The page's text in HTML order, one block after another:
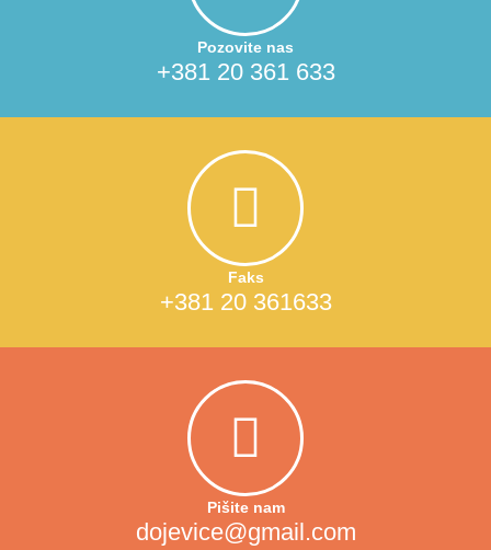
Pozovite nas
+381 20 361 633
Faks
+381 20 361633
Pišite nam
dojevice@gmail.com